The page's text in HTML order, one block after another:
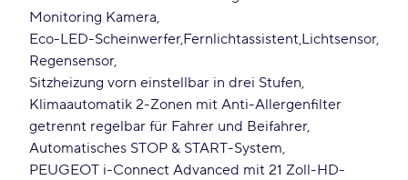
Monitoring Kamera
Eco-LED-Scheinwerfer Fernlichtassistent Lichtsensor
Regensensor
Sitzheizung vorn einstellbar in drei Stufen
Klimaautomatik 2-Zonen mit Anti-Allergenfilter
getrennt regelbar für Fahrer und Beifahrer
Automatisches STOP & START-System
PEUGEOT i-Connect Advanced mit 21 Zoll-HD-